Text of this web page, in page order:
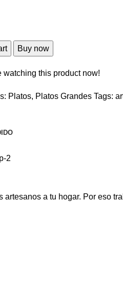
Buy now
watching this product now!
Platos, Platos Grandes Tags:
a tu hogar. Por eso